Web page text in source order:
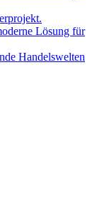
Lösung für
Handelswelten